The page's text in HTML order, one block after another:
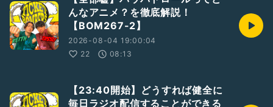
んなアニメ？を徹底解説！
【BOM267-2】
2026-08-04 19:00:04
22
08:13
【23:40開始】どうすれば健全に
毎日ラジオ配信することができる